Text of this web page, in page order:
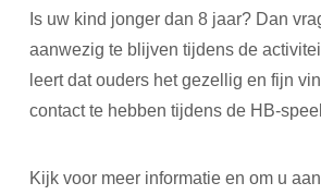
Is uw kind jonger dan 8 jaar? Dan
aanwezig te blijven tijdens de
leert dat ouders het gezellig en fijn
contact te hebben tijdens de HB-
Kijk voor meer informatie en om u